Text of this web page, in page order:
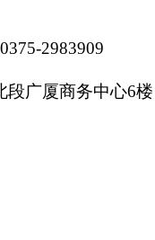
2983909
广厦商务中心6楼